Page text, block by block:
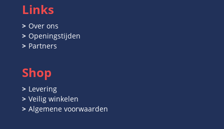
Links
Over ons
Openingstijden
Partners
Shop
Levering
Veilig winkelen
Algemene voorwaarden